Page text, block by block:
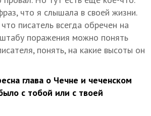
что я слышала в своей жизни.
писатель всегда обречен на
поражения можно понять
понять, на какие высоты он
глава о Чечне и чеченском
с тобой или с твоей